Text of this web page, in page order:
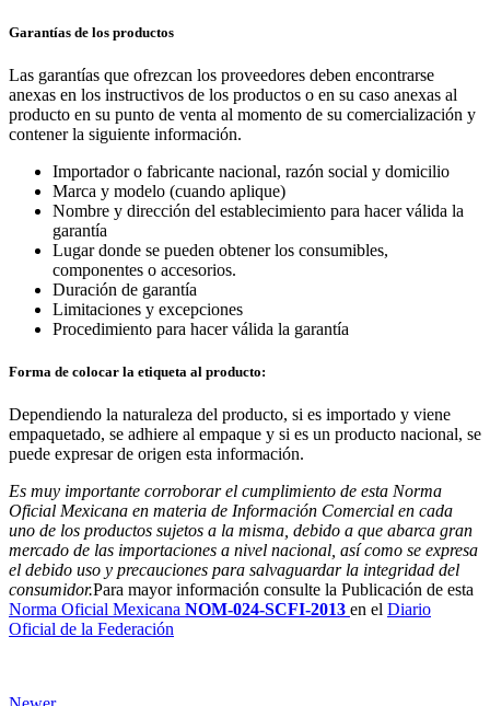
Garantías de los productos
Las garantías que ofrezcan los proveedores deben encontrarse
anexas en los instructivos de los productos o en su caso anexas al
producto en su punto de venta al momento de su comercialización y
contener la siguiente información.
Importador o fabricante nacional, razón social y domicilio
Marca y modelo (cuando aplique)
Nombre y dirección del establecimiento para hacer válida la
garantía
Lugar donde se pueden obtener los consumibles,
componentes o accesorios.
Duración de garantía
Limitaciones y excepciones
Procedimiento para hacer válida la garantía
Forma de colocar la etiqueta al producto:
Dependiendo la naturaleza del producto, si es importado y viene
empaquetado, se adhiere al empaque y si es un producto nacional, se
puede expresar de origen esta información.
Es muy importante corroborar el cumplimiento de esta Norma
Oficial Mexicana en materia de Información Comercial en cada
uno de los productos sujetos a la misma, debido a que abarca gran
mercado de las importaciones a nivel nacional, así como se expresa
el debido uso y precauciones para salvaguardar la integridad del
consumidor.Para mayor información consulte la Publicación de esta
Norma Oficial Mexicana NOM-024-SCFI-2013 en el Diario
Oficial de la Federación